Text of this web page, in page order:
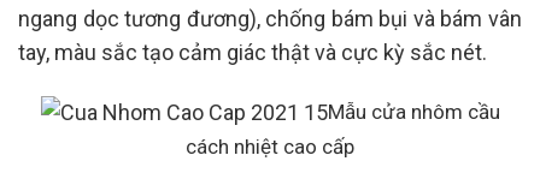
ngang dọc tương đương), chống bám bụi và bám vân
tay, màu sắc tạo cảm giác thật và cực kỳ sắc nét.
Mẫu cửa nhôm cầu
cách nhiệt cao cấp